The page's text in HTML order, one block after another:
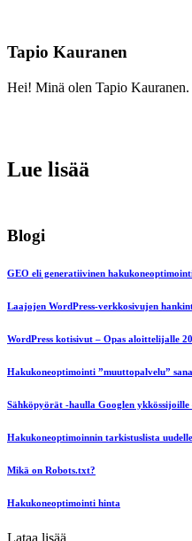
Tapio Kauranen
Hei! Minä olen Tapio
Lue lisää
Blogi
GEO eli generatiivinen
Laajojen WordPress-verkkosivujen
WordPress kotisivut – Opas aloittelijalle
Hakukoneoptimointi ”muuttopalvelu”
Sähköpyörät -haulla Googlen
Hakukoneoptimoinnin tarkistuslista
Mikä on Robots.txt?
Hakukoneoptimointi hinta
Lataa lisää